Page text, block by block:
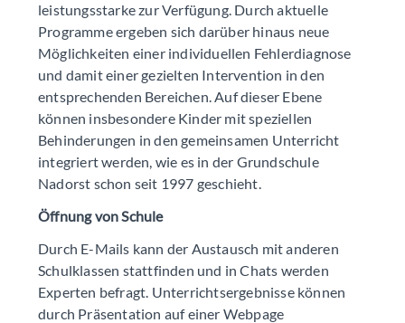
leistungsstarke zur Verfügung. Durch aktuelle
Programme ergeben sich darüber hinaus neue
Möglichkeiten einer individuellen Fehlerdiagnose
und damit einer gezielten Intervention in den
entsprechenden Bereichen. Auf dieser Ebene
können insbesondere Kinder mit speziellen
Behinderungen in den gemeinsamen Unterricht
integriert werden, wie es in der Grundschule
Nadorst schon seit 1997 geschieht.
Öffnung von Schule
Durch E-Mails kann der Austausch mit anderen
Schulklassen stattfinden und in Chats werden
Experten befragt. Unterrichtsergebnisse können
durch Präsentation auf einer Webpage